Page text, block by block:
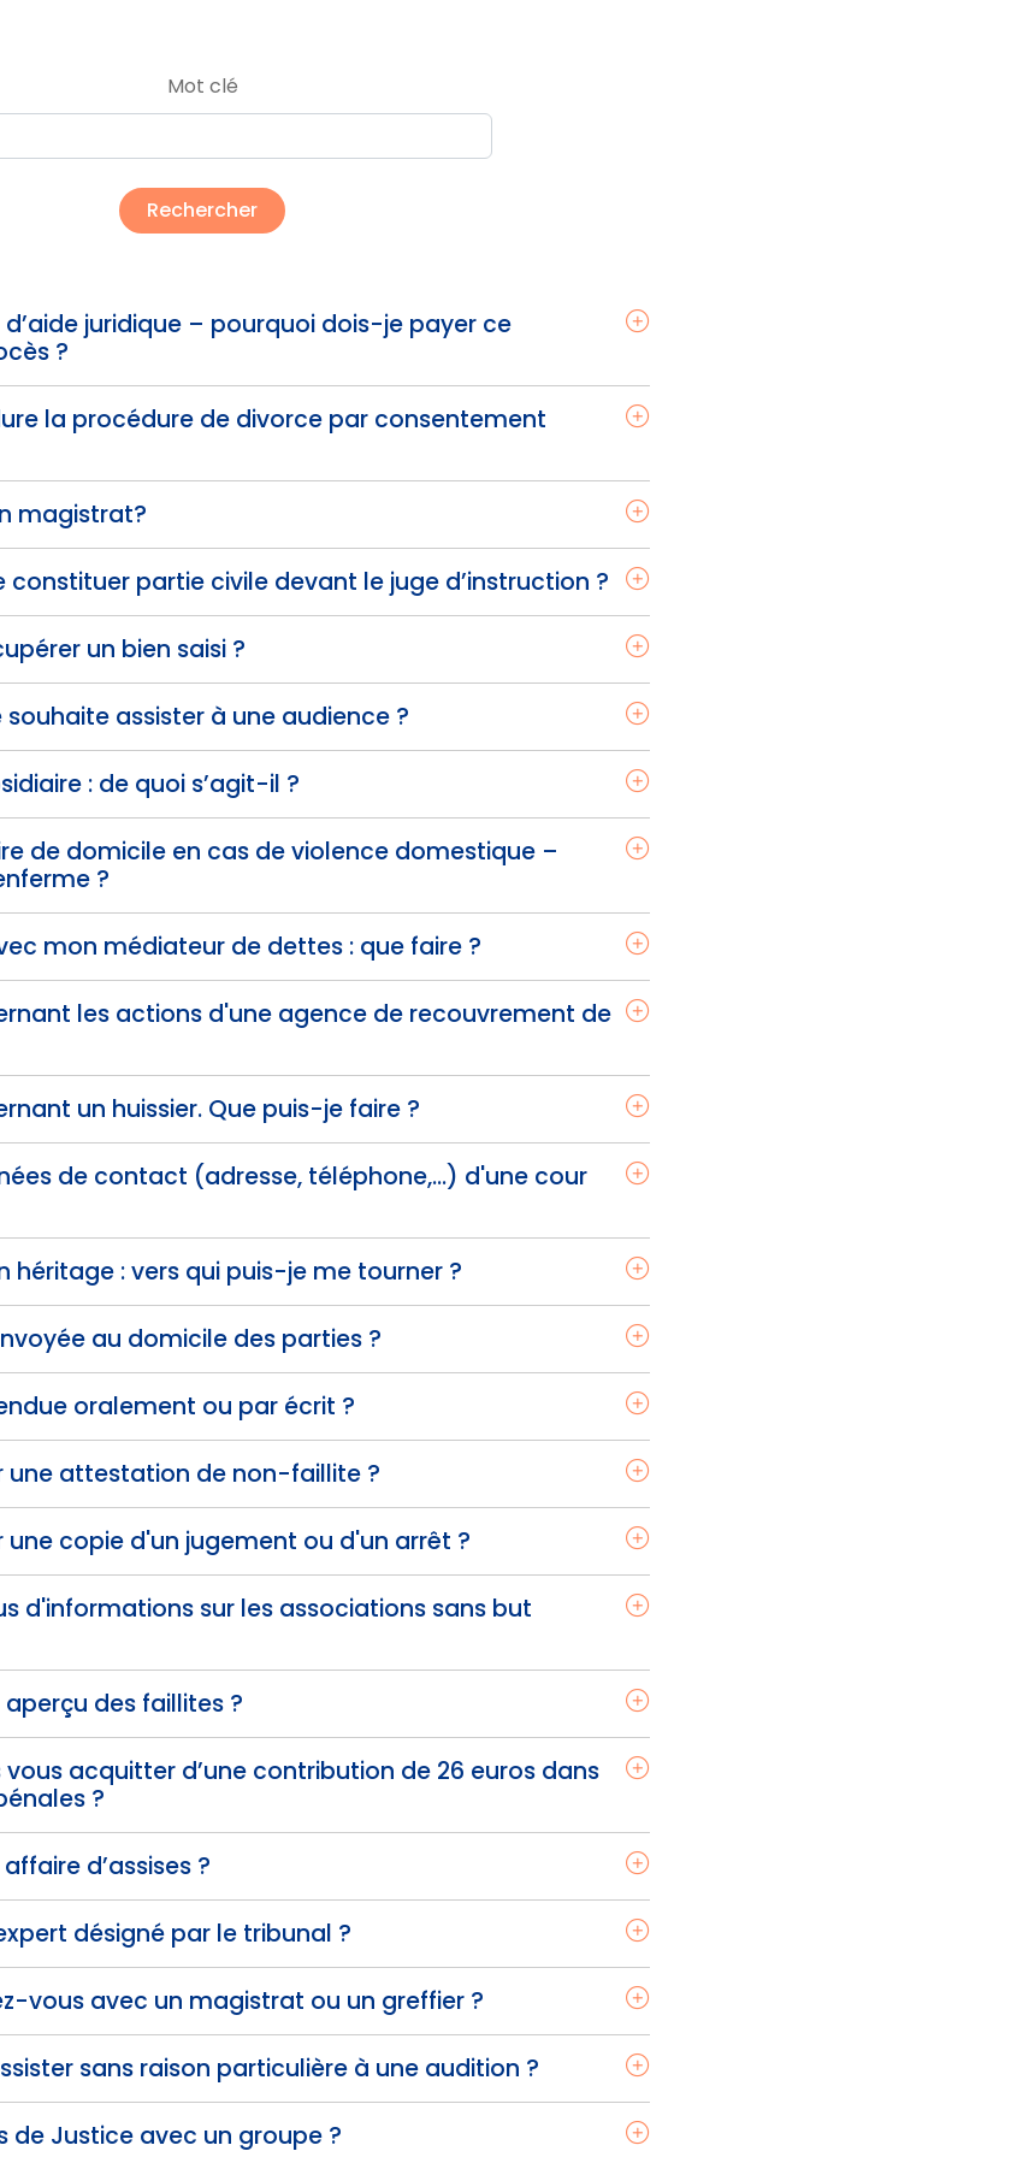
Mot clé
juridique – pourquoi dois-je payer ce
?
la procédure de divorce par consentement
magistrat?
partie civile devant le juge d’instruction ?
un bien saisi ?
souhaite assister à une audience ?
: de quoi s’agit-il ?
de domicile en cas de violence domestique –
?
mon médiateur de dettes : que faire ?
les actions d'une agence de recouvrement de
un huissier. Que puis-je faire ?
de contact (adresse, téléphone,...) d'une cour
héritage : vers qui puis-je me tourner ?
au domicile des parties ?
oralement ou par écrit ?
une attestation de non-faillite ?
copie d'un jugement ou d'un arrêt ?
d'informations sur les associations sans but
des faillites ?
acquitter d’une contribution de 26 euros dans
?
d’assises ?
désigné par le tribunal ?
vous avec un magistrat ou un greffier ?
sans raison particulière à une audition ?
de Justice avec un groupe ?